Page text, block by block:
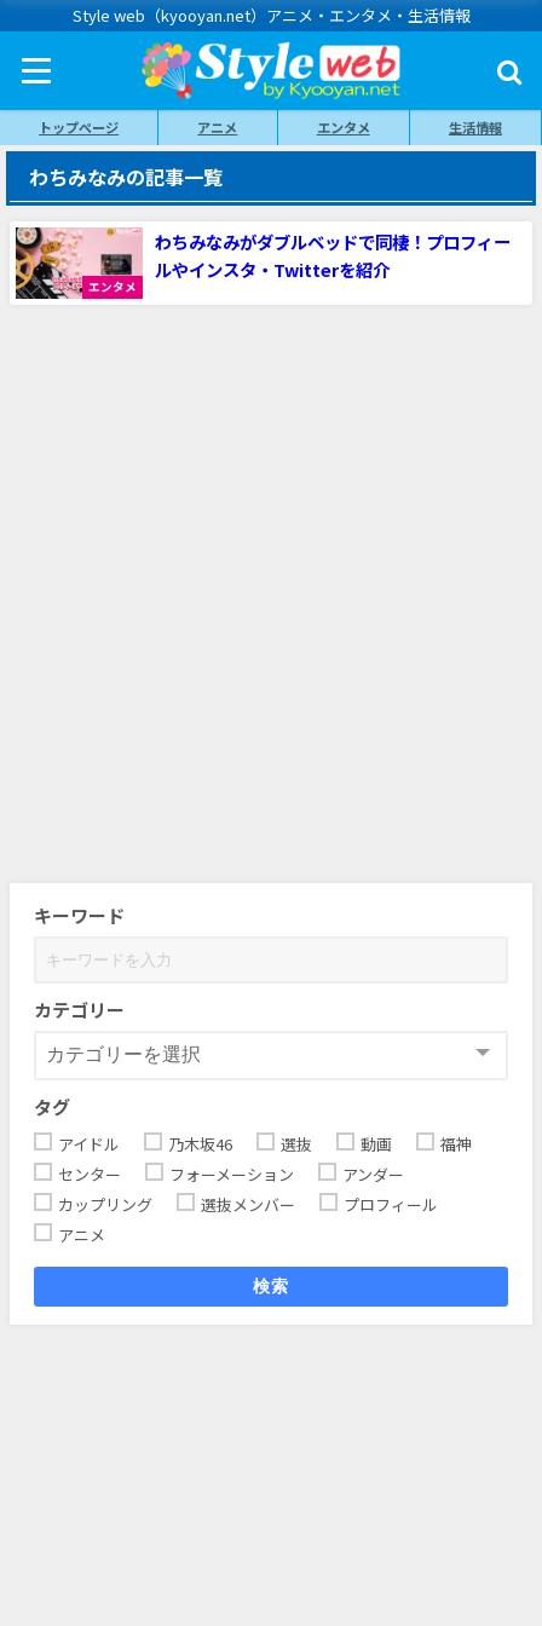
Style web（kyooyan.net）アニメ・エンタメ・生活情報
トップページ アニメ エンタメ 生活情報
わちみなみの記事一覧
エンタメ
わちみなみがダブルベッドで同棲！プロフィー
ルやインスタ・Twitterを紹介
キーワード
カテゴリー
タグ
アイドル 乃木坂46 選抜 動画
福神
センター
フォーメーション
アンダー
カップリング
選抜メンバー
プロフィール
アニメ
検索